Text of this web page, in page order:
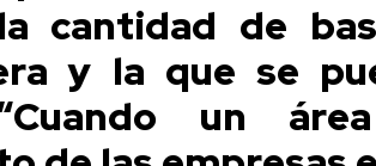
cantidad de
y la que se
un